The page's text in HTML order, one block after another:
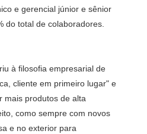
e gerencial júnior e sênior
à filosofia empresarial de
cliente em primeiro lugar" e
mais produtos de alta
como sempre com novos
e no exterior para